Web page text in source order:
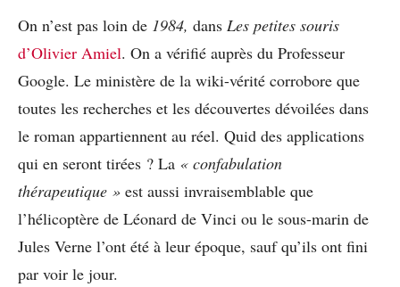
On n’est pas loin de 1984, dans Les petites souris
d’Olivier Amiel. On a vérifié auprès du Professeur
Google. Le ministère de la wiki-vérité corrobore que
toutes les recherches et les découvertes dévoilées dans
le roman appartiennent au réel. Quid des applications
qui en seront tirées ? La « confabulation
thérapeutique » est aussi invraisemblable que
l’hélicoptère de Léonard de Vinci ou le sous-marin de
Jules Verne l’ont été à leur époque, sauf qu’ils ont fini
par voir le jour.